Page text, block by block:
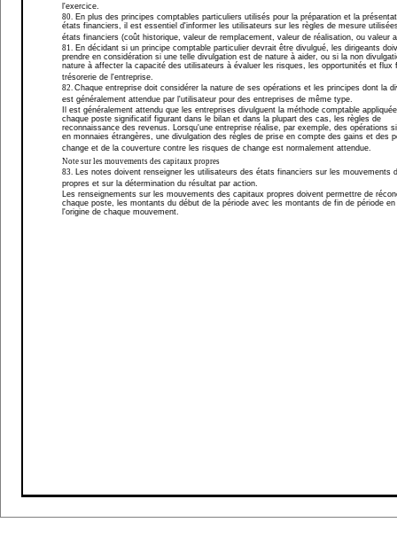
l'exercice.
80. En plus des principes comptables particuliers utilisés pour la préparation et la
états financiers, il est essentiel d'informer les utilisateurs sur les règles de mesure
états financiers (coût historique, valeur de remplacement, valeur de réalisation, ou valeur
81. En décidant si un principe comptable particulier devrait être divulgué, les dirigeants
prendre en considération si une telle divulgation est de nature à aider, ou si la non
nature à affecter la capacité des utilisateurs à évaluer les risques, les opportunités et flux
trésorerie de l'entreprise.
82. Chaque entreprise doit considérer la nature de ses opérations et les principes dont la
est généralement attendue par l'utilisateur pour des entreprises de même type.
Il est généralement attendu que les entreprises divulguent la méthode comptable
chaque poste significatif figurant dans le bilan et dans la plupart des cas, les règles de
reconnaissance des revenus. Lorsqu'une entreprise réalise, par exemple, des opérations
en monnaies étrangères, une divulgation des règles de prise en compte des gains et des
change et de la couverture contre les risques de change est normalement attendue.
Note sur les mouvements des capitaux propres
83. Les notes doivent renseigner les utilisateurs des états financiers sur les mouvements
propres et sur la détermination du résultat par action.
Les renseignements sur les mouvements des capitaux propres doivent permettre de
chaque poste, les montants du début de la période avec les montants de fin de période en
l'origine de chaque mouvement.